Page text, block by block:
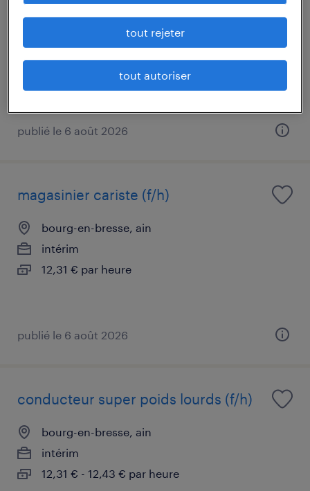
12,70 € par heure
publié le 6 août 2026
magasinier cariste (f/h)
bourg-en-bresse, ain
intérim
12,31 € par heure
publié le 6 août 2026
conducteur super poids lourds (f/h)
bourg-en-bresse, ain
intérim
12,31 € - 12,43 € par heure
tout rejeter
tout autoriser